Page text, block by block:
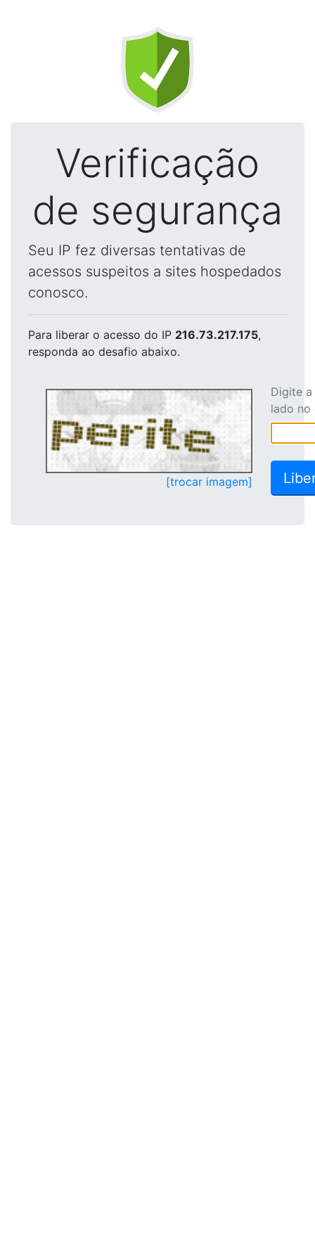
Verificação
de segurança
Seu IP fez diversas tentativas de
acessos suspeitos a sites hospedados
conosco.
Para liberar o acesso do IP 216.73.217.175,
responda ao desafio abaixo.
[trocar imagem]
Digite
lado no